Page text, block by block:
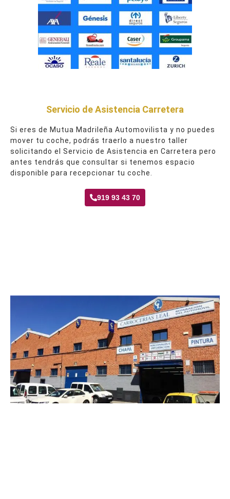
Servicio de Asistencia Carretera
Si eres de Mutua Madrileña Automovilista y no puedes
mover tu coche, podrás traerlo a nuestro taller
solicitando el Servicio de Asistencia en Carretera pero
antes tendrás que consultar si tenemos espacio
disponible para recepcionar tu coche.
919 93 43 70